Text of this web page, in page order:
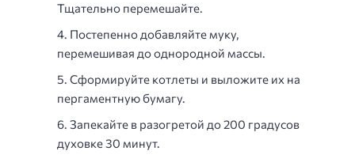
Тщательно перемешайте.
Постепенно добавляйте муку,
перемешивая до однородной массы.
Сформируйте котлеты и выложите их на
пергаментную бумагу.
Запекайте в разогретой до 200 градусов
духовке 30 минут.